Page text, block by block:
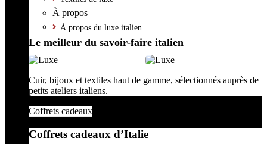
À propos
À propos du luxe italien
Le meilleur du savoir-faire italien
Cuir, bijoux et textiles haut de gamme, sélectionnés auprès de
petits ateliers italiens.
Coffrets cadeaux
Coffrets cadeaux d’Italie